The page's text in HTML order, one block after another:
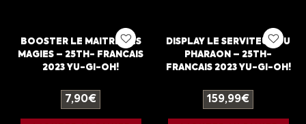
BOOSTER LE MAITRE DES
MAGIES – 25TH- FRANCAIS
2023 YU-GI-OH!
7,90€
DISPLAY LE SERVITEUR DU
PHARAON – 25TH-
FRANCAIS 2023 YU-GI-OH!
159,99€